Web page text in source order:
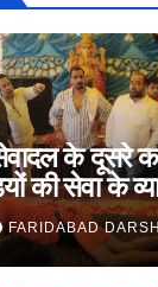
के दूसरे
की सेवा के
FARIDABAD